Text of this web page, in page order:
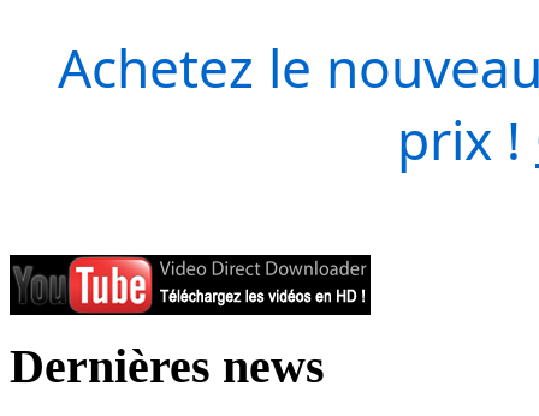
Achetez le
prix !
Dernières news